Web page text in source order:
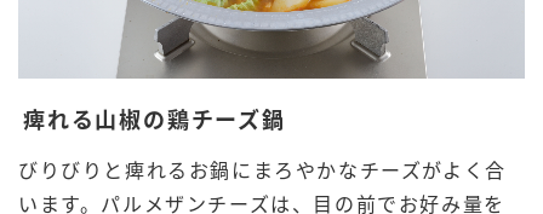
痺れる山椒の鶏チーズ鍋
びりびりと痺れるお鍋にまろやかなチーズがよく合
います。パルメザンチーズは、目の前でお好み量を